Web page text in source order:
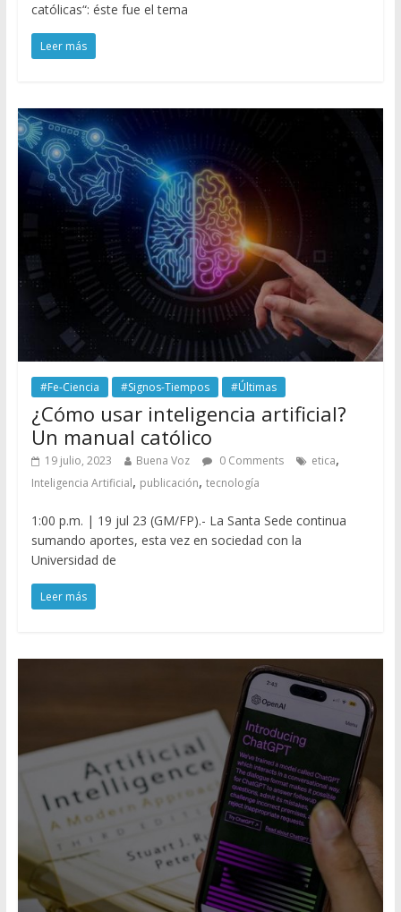
católicas“: éste fue el tema
Leer más
#Fe-Ciencia #Signos-Tiempos #Últimas
¿Cómo usar inteligencia artificial?
Un manual católico
19 julio, 2023 Buena Voz 0 Comments etica,
Inteligencia Artificial, publicación, tecnología
1:00 p.m. | 19 jul 23 (GM/FP).- La Santa Sede continua
sumando aportes, esta vez en sociedad con la
Universidad de
Leer más